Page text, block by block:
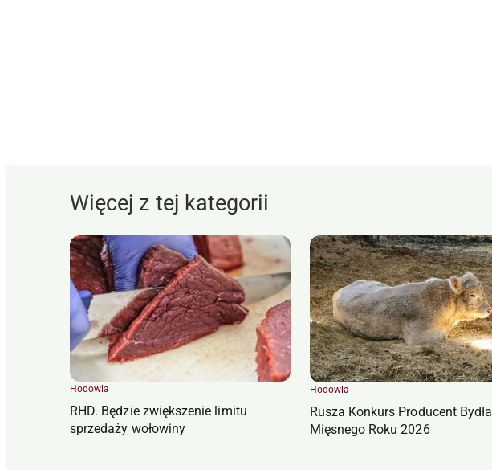
Więcej z tej kategorii
Hodowla
RHD. Będzie zwiększenie limitu
sprzedaży wołowiny
Hodowla
Rusza Konkurs Producent Bydła
Mięsnego Roku 2026